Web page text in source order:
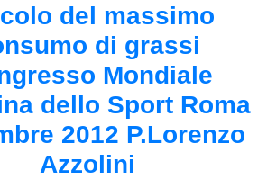
del massimo
di grassi
Mondiale
dello Sport Roma
2012 P.Lorenzo
Azzolini